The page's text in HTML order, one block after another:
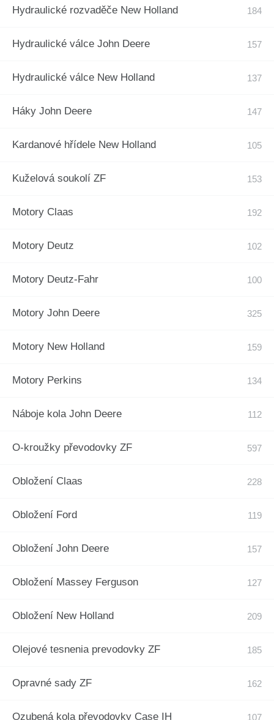
Hydraulické rozvaděče New Holland
Hydraulické válce John Deere
Hydraulické válce New Holland
Háky John Deere
Kardanové hřídele New Holland
Kuželová soukolí ZF
Motory Claas
Motory Deutz
Motory Deutz-Fahr
Motory John Deere
Motory New Holland
Motory Perkins
Náboje kola John Deere
O-kroužky převodovky ZF
Obložení Claas
Obložení Ford
Obložení John Deere
Obložení Massey Ferguson
Obložení New Holland
Olejové tesnenia prevodovky ZF
Opravné sady ZF
Ozubená kola převodovky Case IH